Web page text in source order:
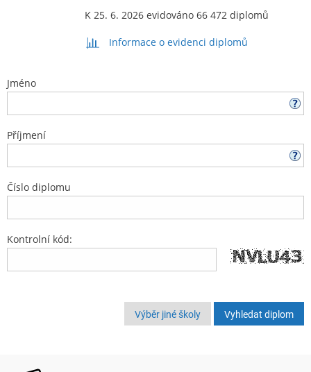
K 25. 6. 2026 evidováno 66 472 diplomů
Informace o evidenci diplomů
Jméno
Příjmení
Číslo diplomu
Kontrolní kód:
Výběr jiné školy